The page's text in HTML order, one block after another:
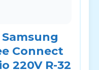
Connect
220V R-32